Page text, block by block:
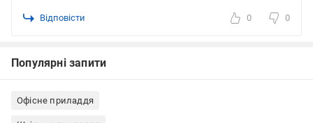
Відповісти 0 0
Популярні запити
Офісне приладдя